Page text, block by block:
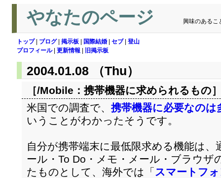
やなたのページ 興味のあるこ
トップ| ブログ| 掲示板 国際結婚 セブ| 登山
プロフィール| 更新情報 旧掲示板
2004.01.08 （Thu）
［/Mobile： 携帯機器に求められるもの
米国での調査で、 携帯機器に必要なの
いうことがわかったそうです。
自分が携帯端末に最低限求める機能は
ール・To Do・メモ・メール・ブラウザ
たものとして、海外では「 スマートフ